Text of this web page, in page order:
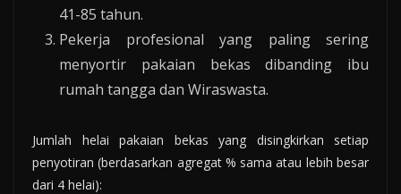
41-85 tahun.
Pekerja profesional yang paling sering
menyortir pakaian bekas dibanding ibu
rumah tangga dan Wiraswasta.
Jumlah helai pakaian bekas yang disingkirkan setiap
penyotiran (berdasarkan agregat % sama atau lebih besar
dari 4 helai):